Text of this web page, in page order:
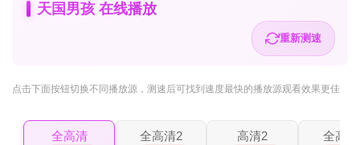
天国男孩 在线播放
重新测速
点击下面按钮切换不同播放源 ，测速后可找到速度最快的播放源观看效果更佳
全高清 全高清2 高清2 全高